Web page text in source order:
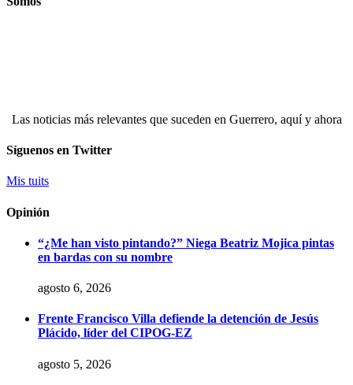
Las noticias más relevantes que suceden en Guerrero, aquí y ahora
Síguenos en Twitter
Mis tuits
Opinión
“¿Me han visto pintando?” Niega Beatriz Mojica pintas
en bardas con su nombre
agosto 6, 2026
Frente Francisco Villa defiende la detención de Jesús
Plácido, líder del CIPOG-EZ
agosto 5, 2026